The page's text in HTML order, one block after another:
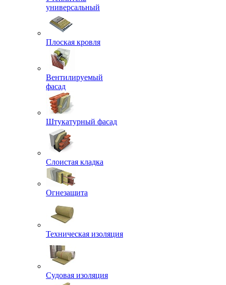
универсальный
Плоская кровля
Вентилируемый
фасад
Штукатурный фасад
Слоистая кладка
Огнезащита
Техническая изоляция
Судовая изоляция